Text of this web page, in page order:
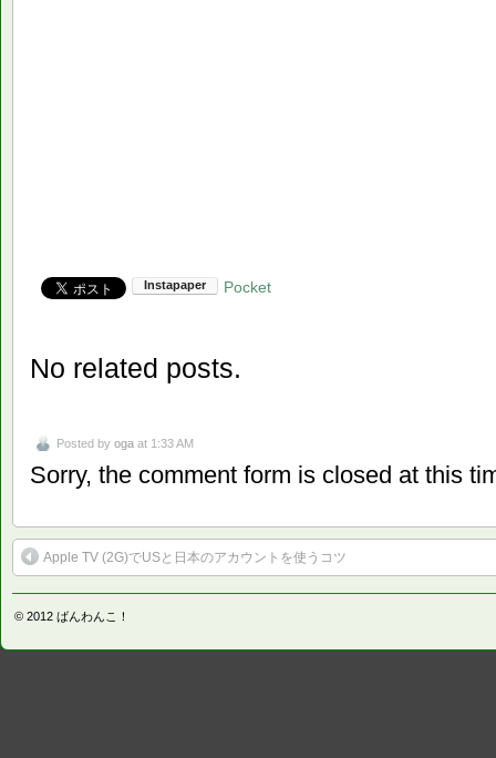
Pocket
No related posts.
Posted by oga at 1:33 AM
Sorry, the comment form is closed at this
Apple TV (2G)でUSと日本のアカウントを使うコツ
© 2012 ばんわんこ！